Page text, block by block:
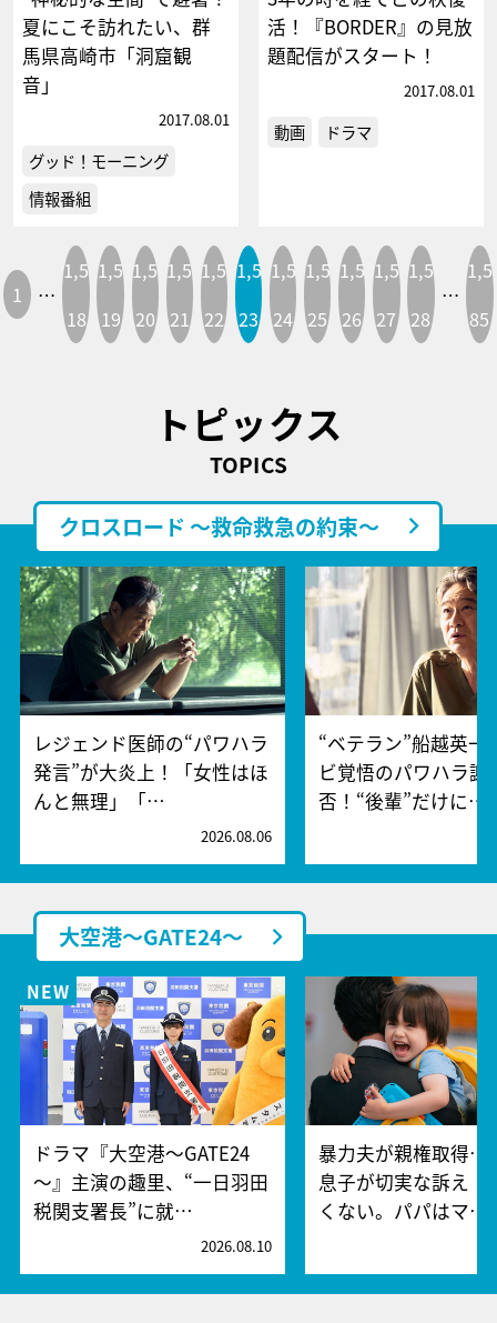
夏にこそ訪れたい、群
馬県高崎市「洞窟観
音」
2017.08.01
グッド！モーニング
情報番組
活！『BORDER』の見放
題配信がスタート！
2017.08.01
動画 ドラマ
1 …
1,5
18
1,5
19
1,5
20
1,5
21
1,5
22
1,5
23
1,5
24
1,5
25
1,5
26
1,5
27
1,5
28
…
1,5
85
トピックス
TOPICS
クロスロード ～救命救急の約束～
レジェンド医師の“パワハラ
発言”が大炎上！「女性はほ
んと無理」「…
2026.08.06
“ベテラン”船越英一
ビ覚悟のパワハラ謝
否！“後輩”だけに…
大空港～GATE24～
ドラマ『大空港～GATE24
～』主演の趣里、“一日羽田
税関支署長”に就…
2026.08.10
暴力夫が親権取得…
息子が切実な訴え「
くない。パパはマ…